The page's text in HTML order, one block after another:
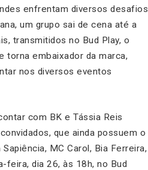
enfrentam diversos desafios
um grupo sai de cena até a
transmitidos no Bud Play, o
torna embaixador da marca,
nos diversos eventos
com BK e Tássia Reis
que ainda possuem o
MC Carol, Bia Ferreira,
feira, dia 26, às 18h, no Bud